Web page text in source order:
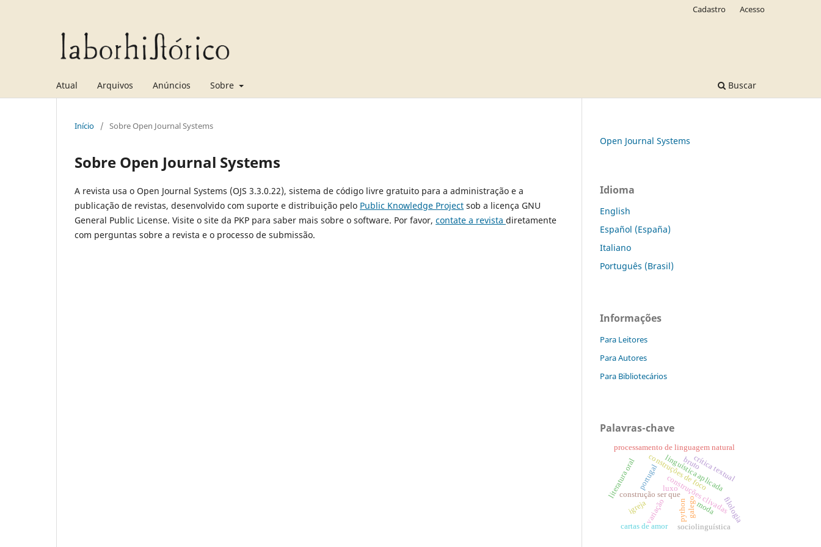
Atual Arquivos Anúncios Sobre Buscar
Cadastro Acesso
Início / Sobre Open Journal Systems
Sobre Open Journal Systems
A revista usa o Open Journal Systems (OJS 3.3.0.22), sistema de código livre gratuito para a administração e a
publicação de revistas, desenvolvido com suporte e distribuição pelo Public Knowledge Project sob a licença GNU
General Public License. Visite o site da PKP para saber mais sobre o software. Por favor, contate a revista diretamente
com perguntas sobre a revista e o processo de submissão.
Open Journal Systems
Idioma
English
Español (España)
Italiano
Português (Brasil)
Informações
Para Leitores
Para Autores
Para Bibliotecários
Palavras-chave
construções clivadas
construções de foco
construção ser que
galego
variação
cartas de amor
processamento de linguagem natural
literatura oral linguística aplicada
python
brutocrítica textual
portugal
moda
luxo
igreja
sociolinguística
filologia